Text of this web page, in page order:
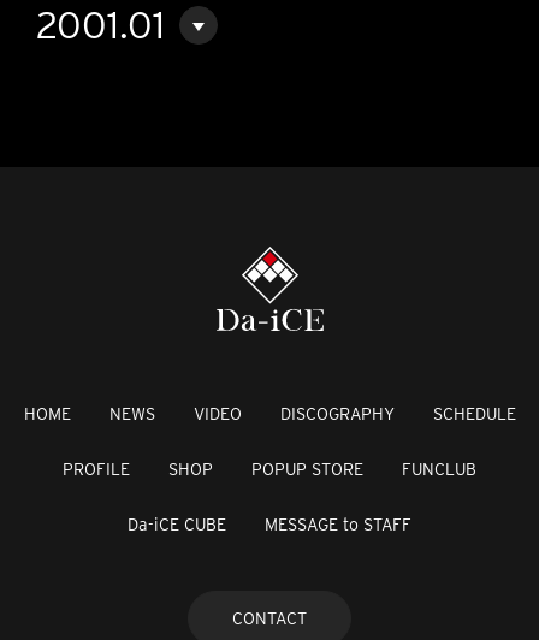
2001.01
HOME NEWS VIDEO DISCOGRAPHY SCHEDULE
PROFILE SHOP POPUP STORE FUNCLUB
Da-iCE CUBE MESSAGE to STAFF
CONTACT